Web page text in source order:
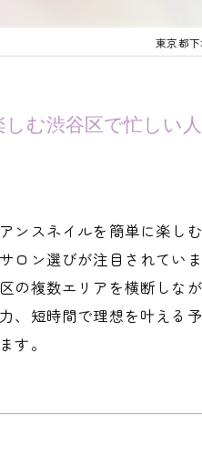
東京都
む渋谷区で忙しい
ンスネイルを簡単に楽し
ロン選びが注目されてい
の複数エリアを横断しな
、短時間で理想を叶える
す。